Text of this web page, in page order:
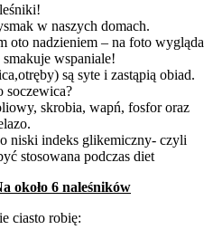
w naszych domach.
oto nadzieniem – na foto wygląda
wspaniale!
są syte i zastąpią obiad.
soczewica?
skrobia, wapń, fosfor oraz
niski indeks glikemiczny- czyli
stosowana podczas diet
około 6 naleśników
ciasto robię: